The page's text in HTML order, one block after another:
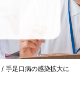
/ 手足口病の感染拡大に